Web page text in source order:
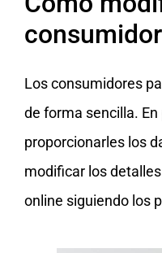
Los consumidores
de forma sencilla.
proporcionarles los
modificar los
online siguiendo los